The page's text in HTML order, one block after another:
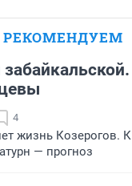
РЕКОМЕНДУЕМ
4
жизнь Козерогов.
— прогноз